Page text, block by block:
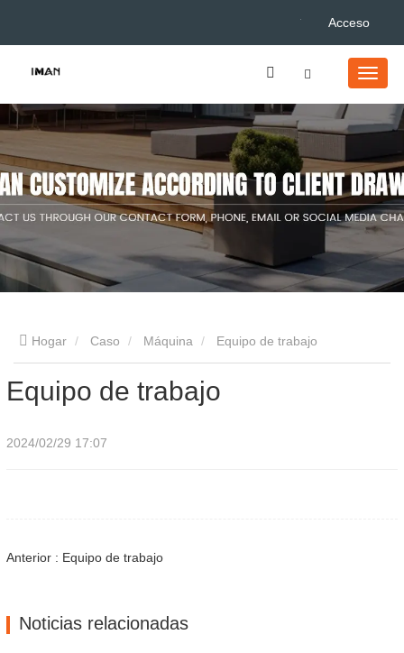
Acceso
Hogar Caso Máquina Equipo de trabajo
Equipo de trabajo
2024/02/29 17:07
Anterior : Equipo de trabajo
Noticias relacionadas